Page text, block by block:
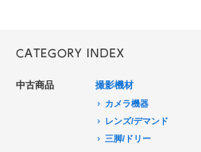
中古商品 撮影機材
カメラ機器
レンズ/デマンド
三脚/ドリー